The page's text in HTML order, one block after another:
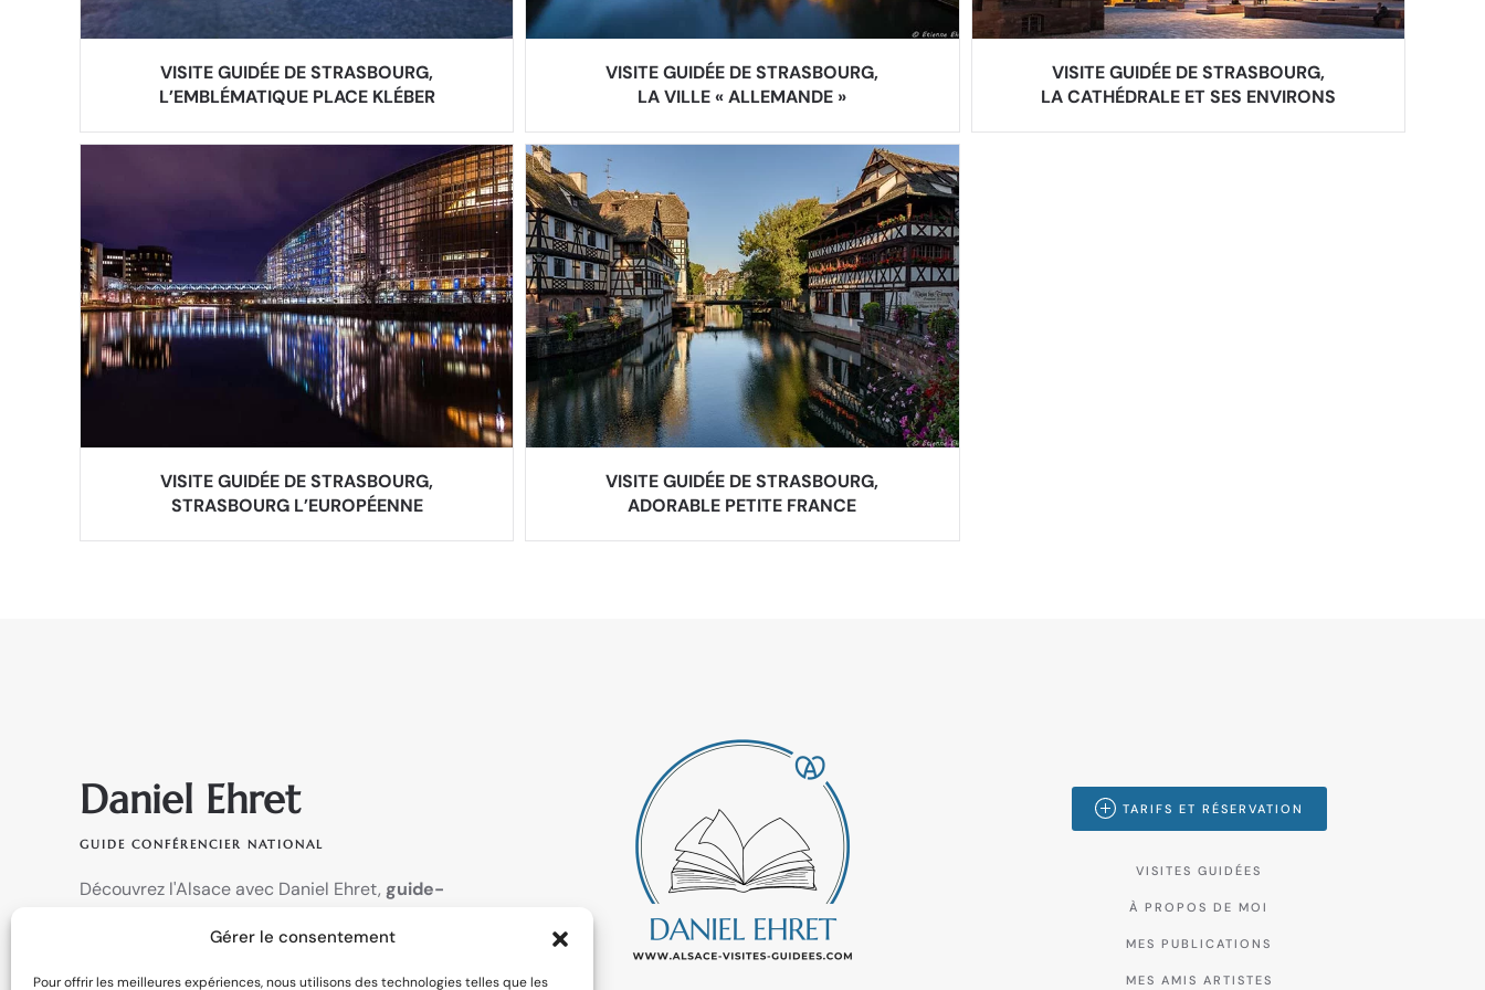
Gérer le consentement
Pour offrir les meilleures expériences, nous utilisons des technologies telles que les
VISITE GUIDÉE DE STRASBOURG,
L’EMBLÉMATIQUE PLACE KLÉBER
VISITE GUIDÉE DE STRASBOURG,
LA VILLE « ALLEMANDE »
VISITE GUIDÉE DE STRASBOURG,
LA CATHÉDRALE ET SES ENVIRONS
VISITE GUIDÉE DE STRASBOURG,
STRASBOURG L’EUROPÉENNE
VISITE GUIDÉE DE STRASBOURG,
ADORABLE PETITE FRANCE
Daniel Ehret
GUIDE CONFÉRENCIER NATIONAL
Découvrez l'Alsace avec Daniel Ehret, guide-
secrets des perles d'Alsace, comme Riquewihr ou
Sélestat, bercés par desanecdotes espièglesau
TARIFS ET RÉSERVATION
VISITES GUIDÉES
À PROPOS DE MOI
MES PUBLICATIONS
MES AMIS ARTISTES